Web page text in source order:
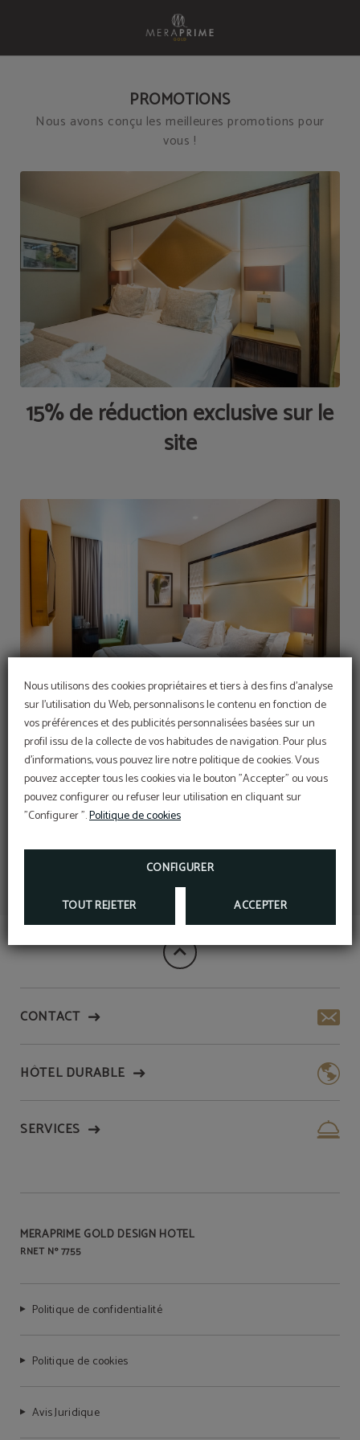
Nous utilisons des cookies propriétaires et tiers à des fins d'analyse
sur l'utilisation du Web, personnalisons le contenu en fonction de
vos préférences et des publicités personnalisées basées sur un
profil issu de la collecte de vos habitudes de navigation. Pour plus
d'informations, vous pouvez lire notre politique de cookies. Vous
pouvez accepter tous les cookies via le bouton "Accepter" ou vous
pouvez configurer ou refuser leur utilisation en cliquant sur
"Configurer ".Politique de cookies
CONFIGURER
TOUT REJETER ACCEPTER
PROMOTIONS
Nous avons conçu les meilleures promotions pour
vous !
15% de réduction exclusive sur le
site
Réservation anticipée : 10 % de
réduction
CONTACT
HÔTEL DURABLE
SERVICES
MERAPRIME GOLD DESIGN HOTEL
RNET Nº 7755
Politique de confidentialité
Politique de cookies
Avis Juridique